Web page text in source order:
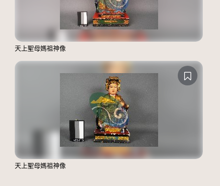
天上聖母媽祖神像
天上聖母媽祖神像